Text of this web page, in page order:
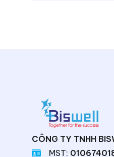
CÔNG TY TNHH
MST: